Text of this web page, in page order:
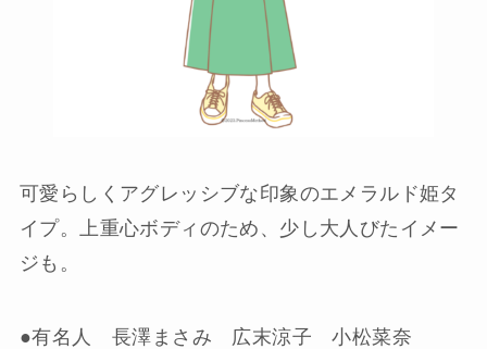
可愛らしくアグレッシブな印象のエメラルド姫タ
イプ。上重心ボディのため、少し大人びたイメー
ジも。
●有名人 長澤まさみ 広末涼子 小松菜奈